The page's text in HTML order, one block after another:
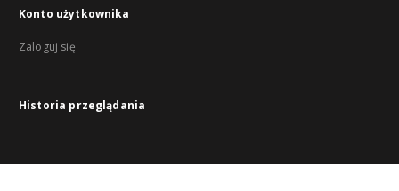
Konto użytkownika
Zaloguj się
Historia przeglądania